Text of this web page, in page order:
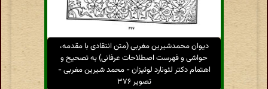
دیوان محمدشیرین مغربی (متن انتقادی با مقدمه،
حواشی و فهرست اصطلاحات عرفانی) به تصحیح و
اهتمام دکتر لئونارد لوئیزان - محمد شیرین مغربی -
تصویر ۳۷۶